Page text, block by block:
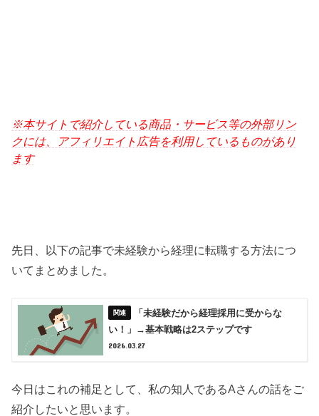
※本サイトで紹介している商品・サービス等の外部リン
クには、アフィリエイト広告を利用しているものがあり
ます
先日、以下の記事で未経験から経理に転職する方法につ
いてまとめました。
「未経験だから経理採用に受からな
い！」→基本戦略は2ステップです
2026.03.27
今日はこれの補足として、私の知人であるAさんの話をご
紹介したいと思います。